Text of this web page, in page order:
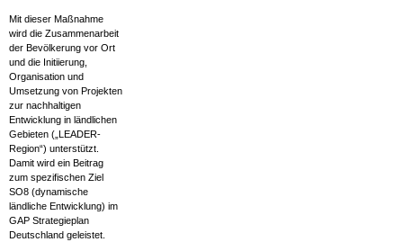
Mit dieser Maßnahme
wird die Zusammenarbeit
der Bevölkerung vor Ort
und die Initiierung,
Organisation und
Umsetzung von Projekten
zur nachhaltigen
Entwicklung in ländlichen
Gebieten („LEADER-
Region“) unterstützt.
Damit wird ein Beitrag
zum spezifischen Ziel
SO8 (dynamische
ländliche Entwicklung) im
GAP Strategieplan
Deutschland geleistet.